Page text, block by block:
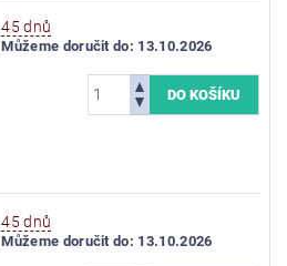
45 dnů
Můžeme doručit do: 13.10.2026
45 dnů
Můžeme doručit do: 13.10.2026